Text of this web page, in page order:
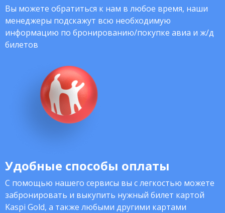
Вы можете обратиться к нам в любое время, наши
менеджеры подскажут всю необходимую
информацию по бронированию/покупке авиа и ж/д
билетов
Удобные способы оплаты
С помощью нашего сервисы вы с легкостью можете
забронировать и выкупить нужный билет картой
Kaspi Gold, а также любыми другими картами